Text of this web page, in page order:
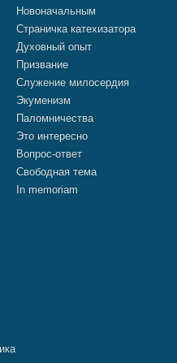
Новоначальным
Страничка катехизатора
Духовный опыт
Призвание
Служение милосердия
Экуменизм
Паломничества
Это интересно
Вопрос-ответ
Свободная тема
In memoriam